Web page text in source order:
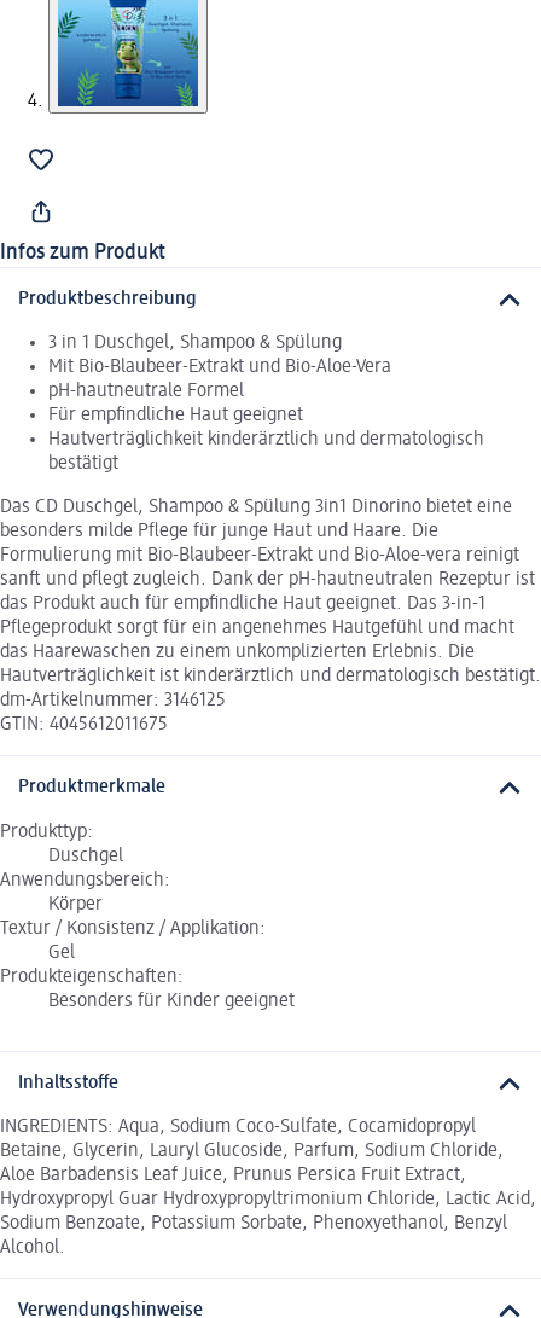
Infos zum Produkt
Produktbeschreibung
3 in 1 Duschgel, Shampoo & Spülung
Mit Bio-Blaubeer-Extrakt und Bio-Aloe-Vera
pH-hautneutrale Formel
Für empfindliche Haut geeignet
Hautverträglichkeit kinderärztlich und dermatologisch
bestätigt
Das CD Duschgel, Shampoo & Spülung 3in1 Dinorino bietet eine
besonders milde Pflege für junge Haut und Haare. Die
Formulierung mit Bio-Blaubeer-Extrakt und Bio-Aloe-vera reinigt
sanft und pflegt zugleich. Dank der pH-hautneutralen Rezeptur ist
das Produkt auch für empfindliche Haut geeignet. Das 3-in-1
Pflegeprodukt sorgt für ein angenehmes Hautgefühl und macht
das Haarewaschen zu einem unkomplizierten Erlebnis. Die
Hautverträglichkeit ist kinderärztlich und dermatologisch bestätigt.
dm-Artikelnummer: 3146125
GTIN: 4045612011675
Produktmerkmale
Produkttyp:
Duschgel
Anwendungsbereich:
Körper
Textur / Konsistenz / Applikation:
Gel
Produkteigenschaften:
Besonders für Kinder geeignet
Inhaltsstoffe
INGREDIENTS: Aqua, Sodium Coco-Sulfate, Cocamidopropyl
Betaine, Glycerin, Lauryl Glucoside, Parfum, Sodium Chloride,
Aloe Barbadensis Leaf Juice, Prunus Persica Fruit Extract,
Hydroxypropyl Guar Hydroxypropyltrimonium Chloride, Lactic Acid,
Sodium Benzoate, Potassium Sorbate, Phenoxyethanol, Benzyl
Alcohol.
Verwendungshinweise